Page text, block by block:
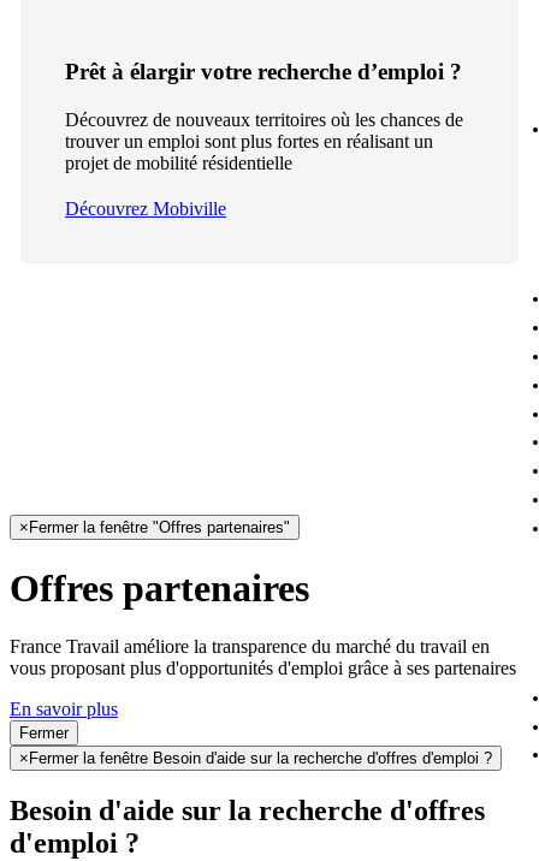
Prêt à élargir votre recherche d’emploi ?
Découvrez de nouveaux territoires où les chances de
trouver un emploi sont plus fortes en réalisant un
projet de mobilité résidentielle
Découvrez Mobiville
× Fermer la fenêtre "Offres partenaires"
Offres partenaires
France Travail améliore la transparence du marché du travail en
vous proposant plus d'opportunités d'emploi grâce à ses partenaires
En savoir plus
Fermer
× Fermer la fenêtre Besoin d'aide sur la recherche d'offres d'emploi ?
Besoin d'aide sur la recherche d'offres
d'emploi ?